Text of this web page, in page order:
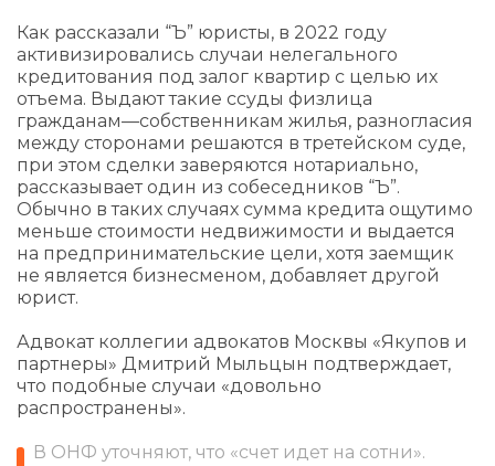
Как рассказали “Ъ” юристы, в 2022 году
активизировались случаи нелегального
кредитования под залог квартир с целью их
отъема. Выдают такие ссуды физлица
гражданам—собственникам жилья, разногласия
между сторонами решаются в третейском суде,
при этом сделки заверяются нотариально,
рассказывает один из собеседников “Ъ”.
Обычно в таких случаях сумма кредита ощутимо
меньше стоимости недвижимости и выдается
на предпринимательские цели, хотя заемщик
не является бизнесменом, добавляет другой
юрист.
Адвокат коллегии адвокатов Москвы «Якупов и
партнеры» Дмитрий Мыльцын подтверждает,
что подобные случаи «довольно
распространены».
В ОНФ уточняют, что «счет идет на сотни».